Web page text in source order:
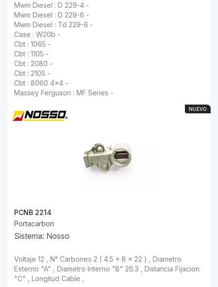
Mwm Diesel : D 229-4 -
Mwm Diesel : D 229-6 -
Mwm Diesel : Td 229-6 -
Case : W20b -
Cbt : 1065 -
Cbt : 1105 -
Cbt : 2080 -
Cbt : 2105 -
Cbt : 8060 4x4 -
Massey Ferguson : MF Series -
PCNB 2214
Portacarbon
Sistema: Nosso
Voltaje 12 , N° Carbones 2 ( 4.5 x 8 x 22 ) , Diametro Externo "A" , Diametro Interno "B" 26.3 , Distancia Fijacion "C" , Longitud Cable ,
NUEVO